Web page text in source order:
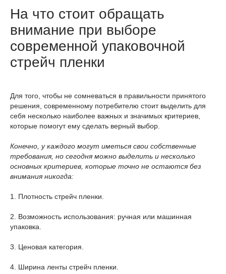
На что стоит обращать
внимание при выборе
современной упаковочной
стрейч пленки
Для того, чтобы не сомневаться в правильности принятого
решения, современному потребителю стоит выделить для
себя несколько наиболее важных и значимых критериев,
которые помогут ему сделать верный выбор.
Конечно, у каждого могут иметься свои собственные
требования, но сегодня можно выделить и несколько
основных критериев, которые точно не остаются без
внимания никогда:
1. Плотность стрейч пленки.
2. Возможность использования: ручная или машинная
упаковка.
3. Ценовая категория.
4. Ширина ленты стрейч пленки.